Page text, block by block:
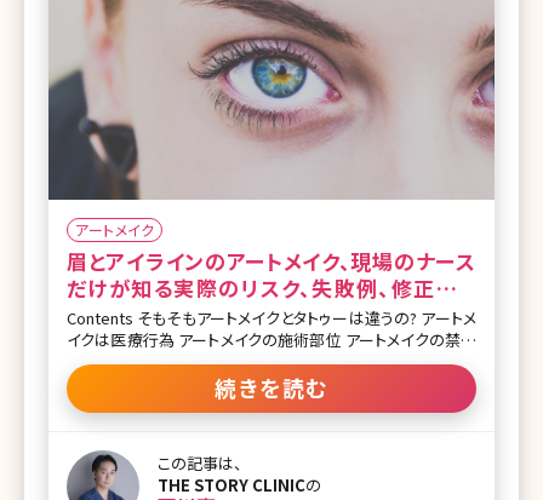
アートメイク
眉とアイラインのアートメイク、現場のナース
だけが知る実際のリスク、失敗例、修正につ
いて
Contents そもそもアートメイクとタトゥーは違うの? アートメ
イクは医療行為 アートメイクの施術部位 アートメイクの禁忌
と適応注意 眉とアイラインのアートメイクのリスク 眉とアイラ
インのアートメイクのメリット 眉とアイラインのアートメイク
のデメリット 眉とアイラインのアートメイクの失敗例 アートメ
眉アートメイクのダウンタイム（施術後の経過） おわりに 最近
はアートメイクを受ける方が増えており、女性だけでなく男性
でも希望される方が増えています。TVでも取り上げられ、一般
続きを読む
この記事は、
THE STORY CLINICの